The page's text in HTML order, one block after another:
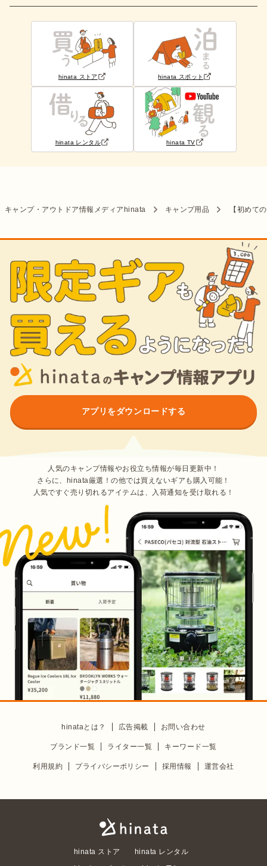
hinata ストア hinata スポット
hinata レンタル hinata TV
キャンプ・アウトドア情報メディアhinata キャンプ用品 【初めて
アプリをダウンロードする
人気のキャンプ情報やお役立ち情報が毎日更新中！
さらに、hinata厳選！の他では買えないギアも購入可能！
人気ですぐ売り切れるアイテムは、入荷通知を受け取れる！
hinataとは？ 広告掲載 お問い合わせ
ブランド一覧 ライター一覧 キーワード一覧
利用規約 プライバシーポリシー 採用情報 運営会社
hinata ストア
hinata レンタル